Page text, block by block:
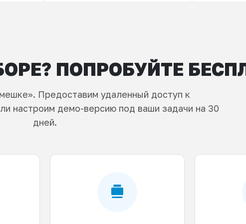
ПОПРОБУЙТЕ
Предоставим удаленный доступ к
настроим демо-версию под ваши задачи на 30
дней.